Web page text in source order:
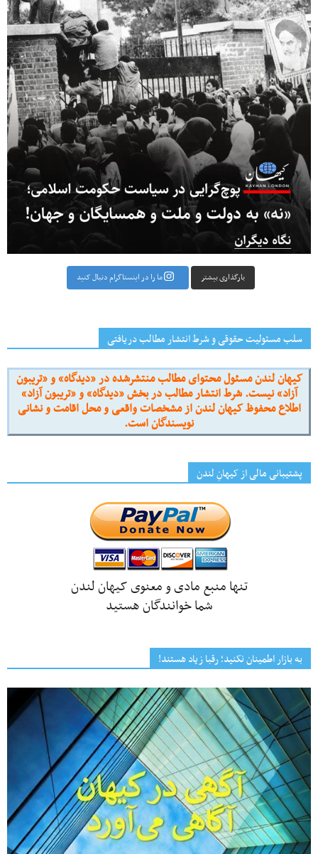
بارگذاری بیشتر ما را در اینستاگرام دنبال کنید
سلب مسئولیت حقوقی و شرط انتشار مطالب دریافتی
کیهان لندن مسئول محتوای مطالب منتشرشده در «دیدگاه» و «تریبون
آزاد» نیست. شرط انتشار مطالب در بخش «دیدگاه» و «تریبون آزاد»
اطلاع محفوظ کیهان لندن از مشخصات واقعی و محل اقامت و نشانی
نویسندگان است.
پشتیبانی مالی از کیهانِ لندن
تنها منبع مادی و معنوی کیهان لندن
شما خوانندگان هستید
به بازار اطمینان نکنید؛ رقبا زیاد هستند!